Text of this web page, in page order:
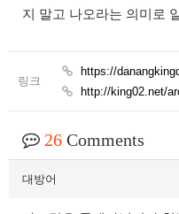
지 말고 나오라는 의미로
링크
https://
http://king02.net/
26 Comments
대방어